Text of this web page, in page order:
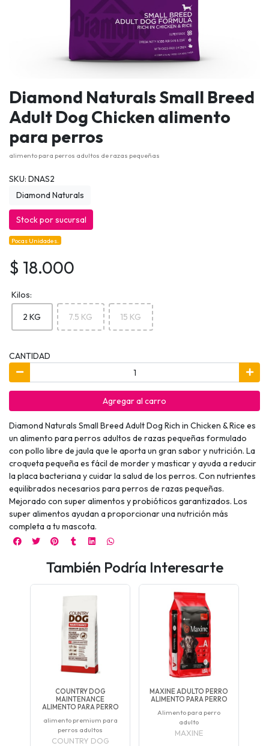
Diamond Naturals Small Breed
Adult Dog Chicken alimento
para perros
alimento para perros adultos de razas pequeñas
SKU: DNAS2
Diamond Naturals
Stock por sucursal
Pocas Unidades.
$ 18.000
Kilos:
2 KG 7.5 KG 15 KG
CANTIDAD
Agregar al carro
Diamond Naturals Small Breed Adult Dog Rich in Chicken & Rice es
un alimento para perros adultos de razas pequeñas formulado
con pollo libre de jaula que le aporta un gran sabor y nutrición. La
croqueta pequeña es fácil de morder y masticar y ayuda a reducir
la placa bacteriana y cuidar la salud de los perros. Con nutrientes
equilibrados necesarios para perros de razas pequeñas.
Mejorado con super alimentos y probióticos garantizados. Los
super alimentos ayudan a proporcionar una nutrición más
completa a tu mascota.
También Podría Interesarte
COUNTRY DOG
MAINTENANCE
ALIMENTO PARA PERRO
alimento premium para
perros adultos
COUNTRY DOG
MAXINE ADULTO PERRO
ALIMENTO PARA PERRO
Alimento para perro
adulto
MAXINE